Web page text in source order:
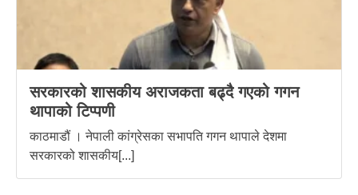
सरकारको शासकीय अराजकता बढ्दै गएको गगन
थापाको टिप्पणी
काठमाडौं । नेपाली कांग्रेसका सभापति गगन थापाले देशमा
सरकारको शासकीय[...]